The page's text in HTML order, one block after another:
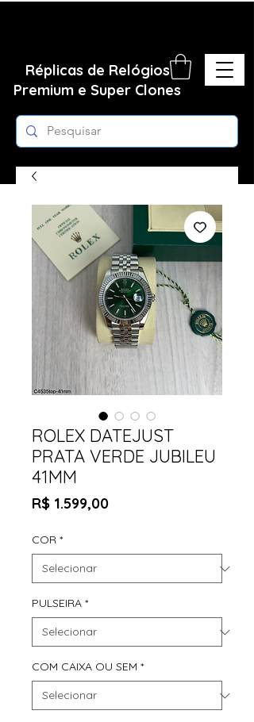
Réplicas de Relógios
Premium e Super Clones
ROLEX DATEJUST
PRATA VERDE JUBILEU
41MM
R$ 1.599,00Preço
COR *
PULSEIRA *
COM CAIXA OU SEM *